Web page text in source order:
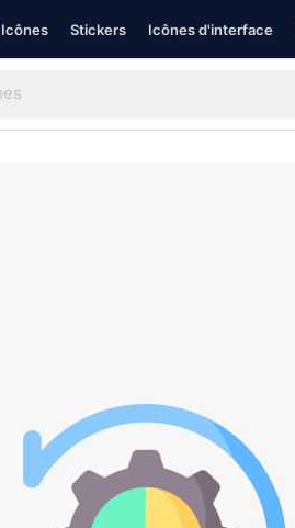
Icônes Stickers Icônes d'interface